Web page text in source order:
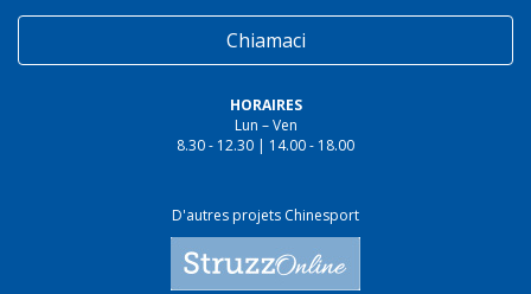
Chiamaci
HORAIRES
Lun – Ven
8.30 - 12.30 | 14.00 - 18.00
D'autres projets Chinesport